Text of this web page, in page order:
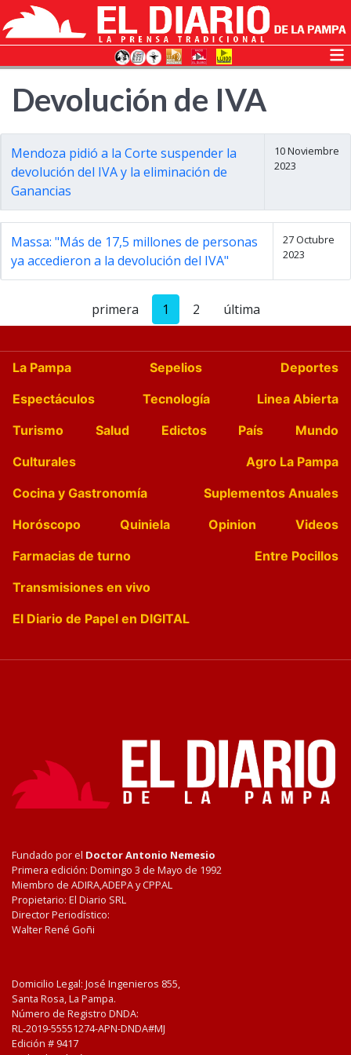
Devolución de IVA
Mendoza pidió a la Corte suspender la
devolución del IVA y la eliminación de
Ganancias
10 Noviembre
2023
Massa: "Más de 17,5 millones de personas
ya accedieron a la devolución del IVA"
27 Octubre
2023
primera 1 2 última
La Pampa Sepelios
Deportes
Espectáculos
Tecnología
Linea Abierta
Turismo
Salud Edictos País
Mundo
Culturales
Agro La Pampa
Cocina y Gastronomía
Suplementos Anuales
Horóscopo
Quiniela Opinion
Videos
Farmacias de turno
Entre Pocillos
Transmisiones en vivo
El Diario de Papel en DIGITAL
Fundado por el Doctor Antonio Nemesio
Primera edición: Domingo 3 de Mayo de 1992
Miembro de ADIRA,ADEPA y CPPAL
Propietario: El Diario SRL
Director Periodístico:
Walter René Goñi
Domicilio Legal: José Ingenieros 855,
Santa Rosa, La Pampa.
Número de Registro DNDA:
RL-2019-55551274-APN-DNDA#MJ
Edición # 9417